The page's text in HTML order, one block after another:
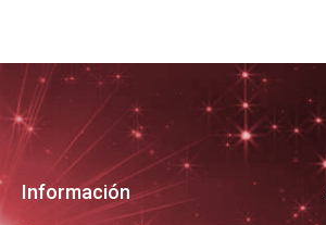
Información